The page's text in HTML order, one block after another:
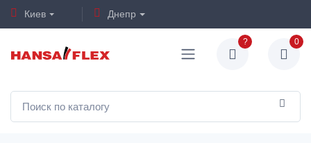
Киев Днепр
? 0